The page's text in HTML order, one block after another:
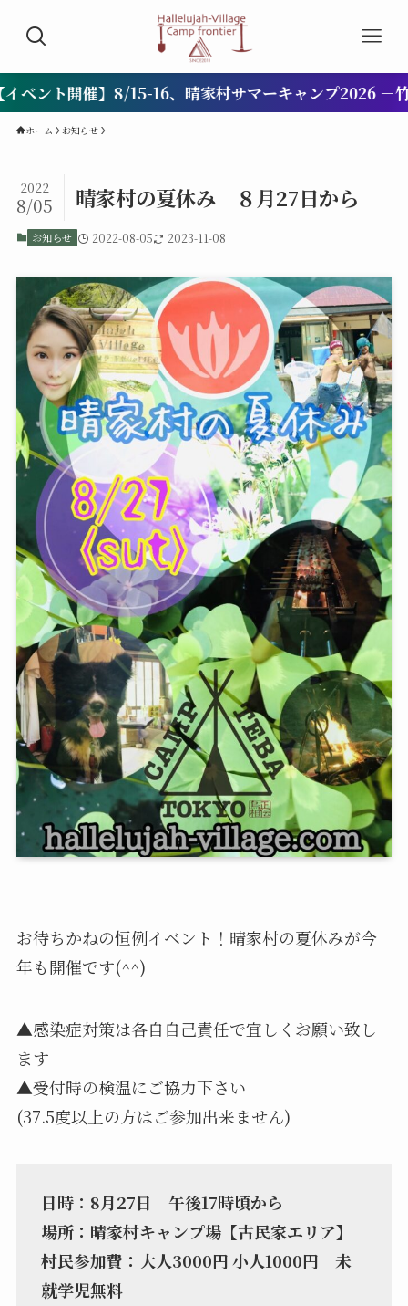
開催】8/15-16、晴家村サマーキャンプ2026 －竹でイカ
ホーム お知らせ
晴家村の夏休み ８月27日から
2022
8/05
お知らせ 2022-08-05 2023-11-08
お待ちかねの恒例イベント！晴家村の夏休みが今
年も開催です(^^)
▲感染症対策は各自自己責任で宜しくお願い致し
ます
▲受付時の検温にご協力下さい
(37.5度以上の方はご参加出来ません)
日時：8月27日 午後17時頃から
場所：晴家村キャンプ場【古民家エリア】
村民参加費：大人3000円 小人1000円 未
就学児無料